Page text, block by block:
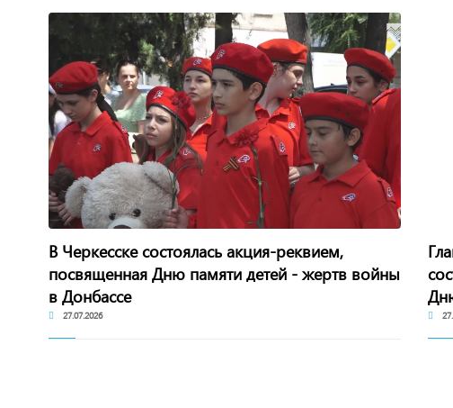
В Черкесске состоялась акция-реквием,
посвященная Дню памяти детей - жертв войны
в Донбассе
27.07.2026